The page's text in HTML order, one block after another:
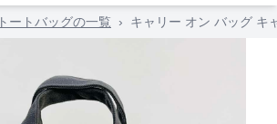
トートバッグの一覧 › キャリー オン バッグ キ